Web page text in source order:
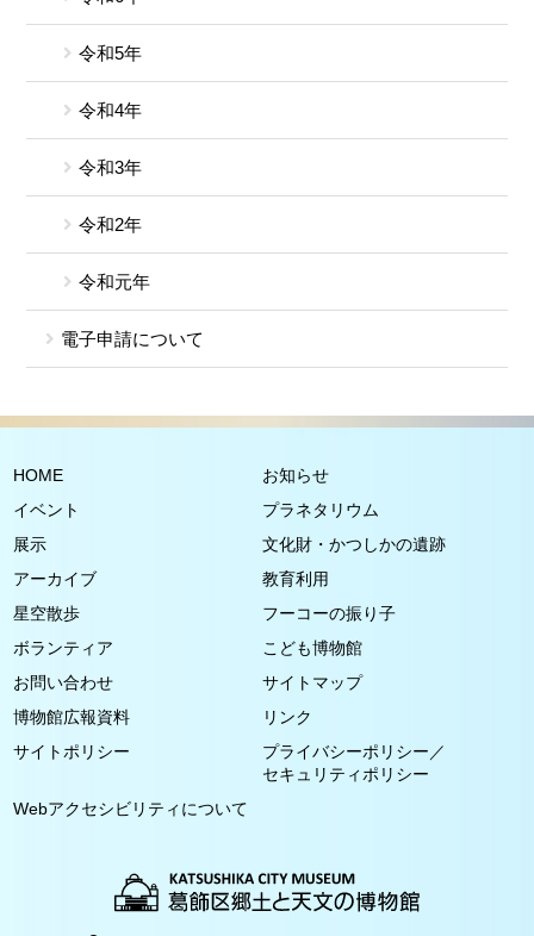
令和5年
令和4年
令和3年
令和2年
令和元年
電子申請について
HOME
お知らせ
イベント
プラネタリウム
展示
文化財・かつしかの遺跡
アーカイブ
教育利用
星空散歩
フーコーの振り子
ボランティア
こども博物館
お問い合わせ
サイトマップ
博物館広報資料
リンク
サイトポリシー
プライバシーポリシー／
セキュリティポリシー
Webアクセシビリティについて